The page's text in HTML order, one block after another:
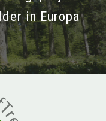
in Europa